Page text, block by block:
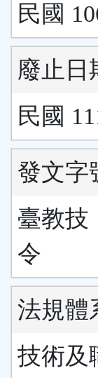
民國
廢止日
民國
發文字
臺教技
令
法規體
技術及